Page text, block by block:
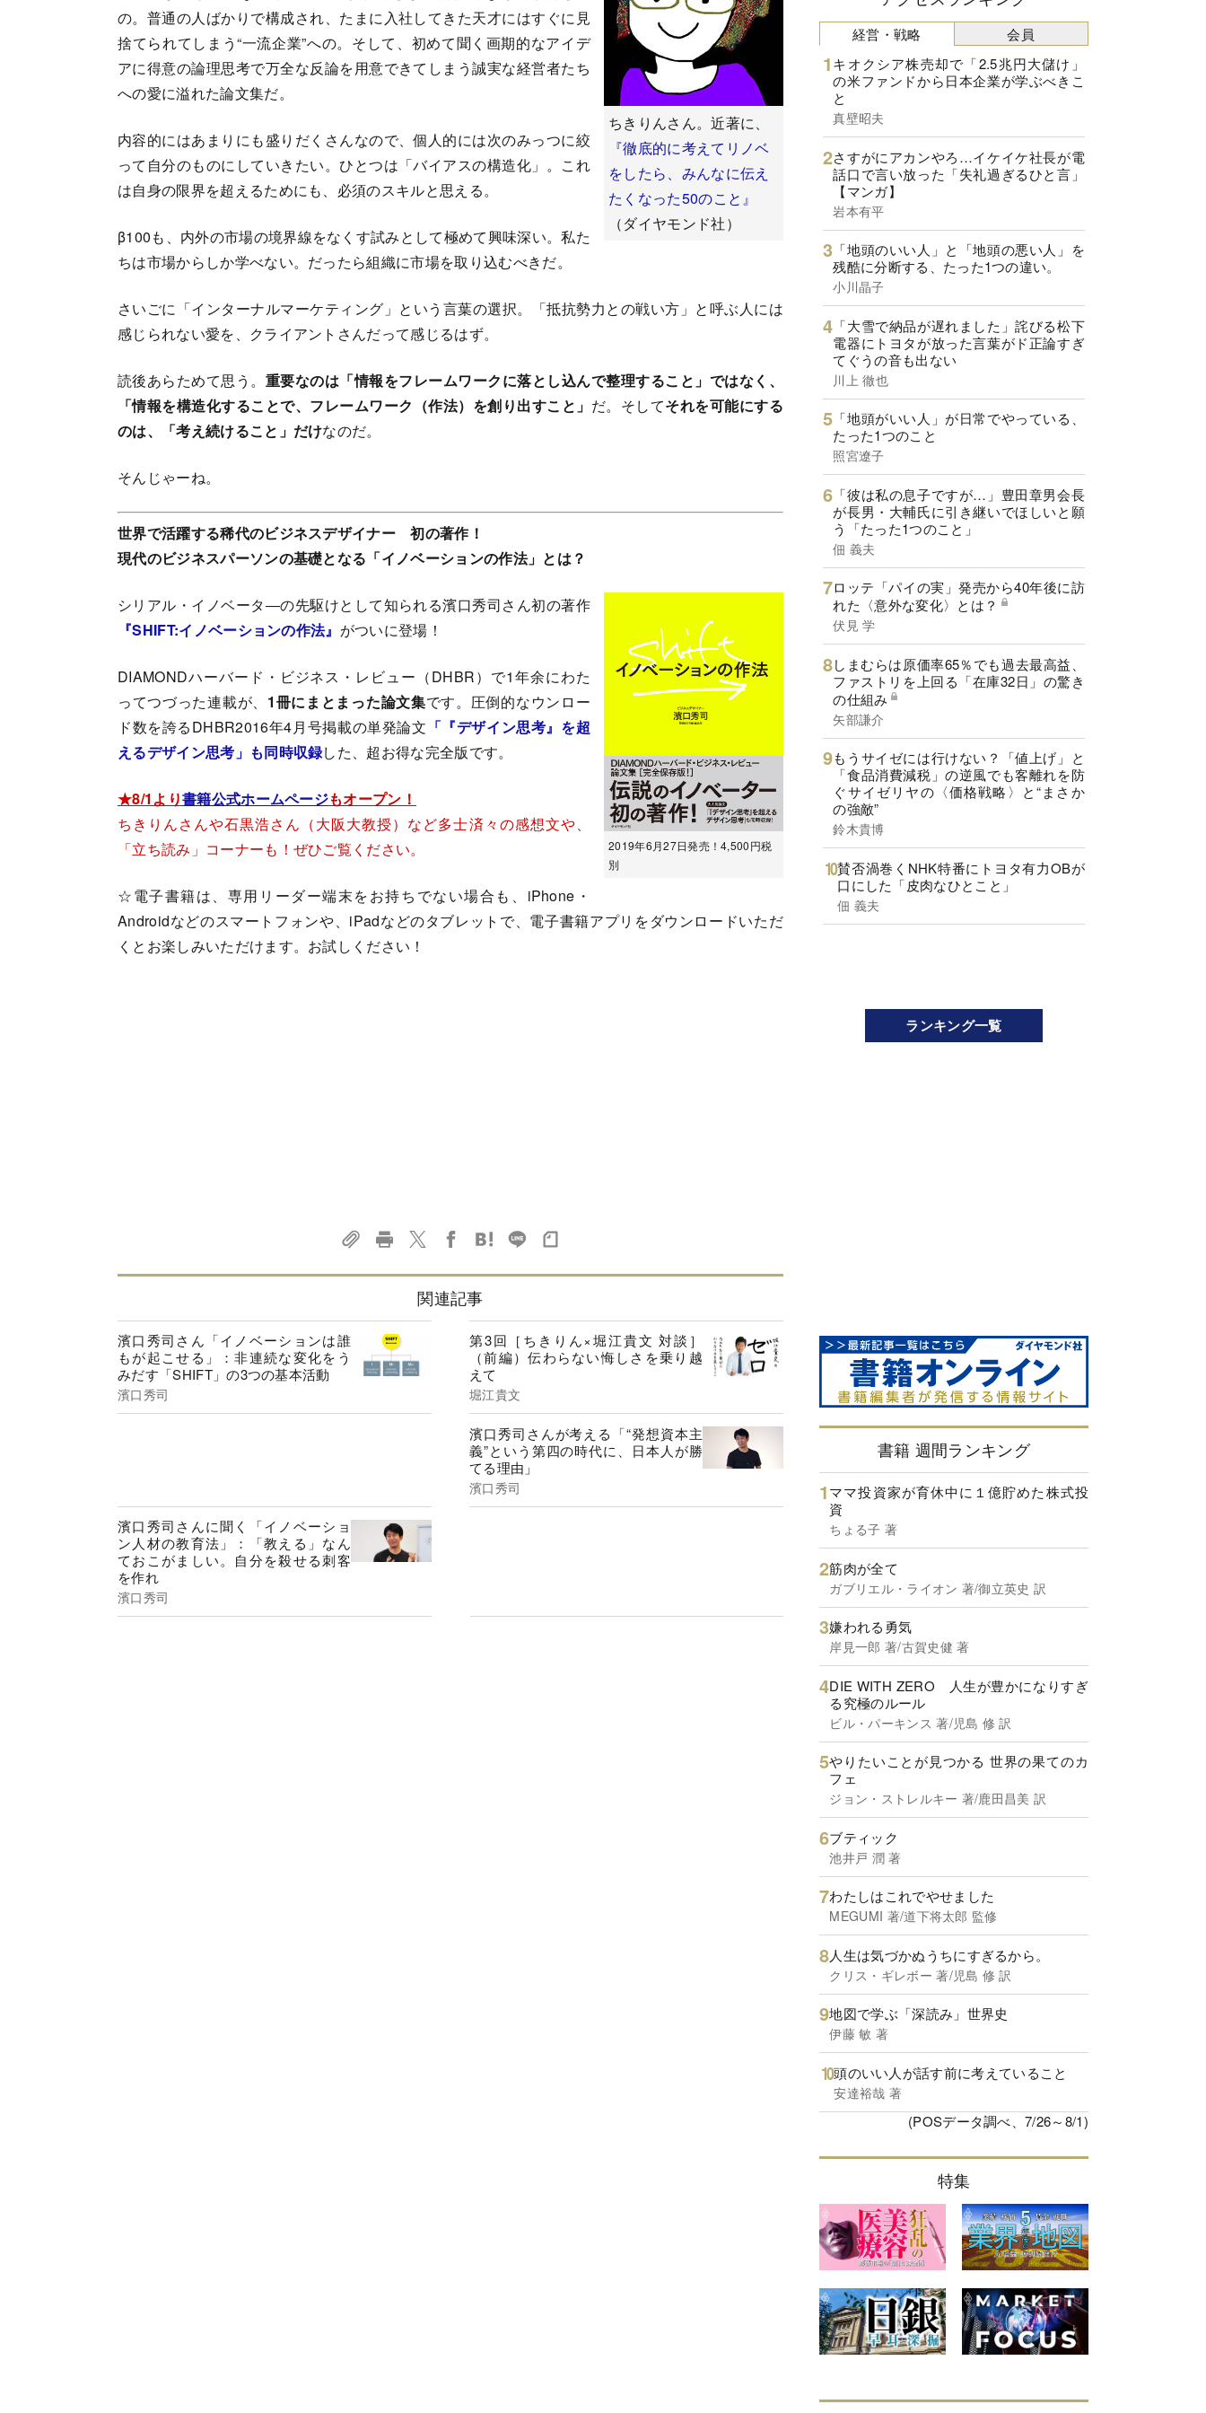
ちきりんさん。近著に、
『徹底的に考えてリノベ
をしたら、みんなに伝え
たくなった50のこと』
（ダイヤモンド社）
の。普通の人ばかりで構成され、たまに入社してきた天才にはすぐに見
捨てられてしまう“一流企業”への。そして、初めて聞く画期的なアイデ
アに得意の論理思考で万全な反論を用意できてしまう誠実な経営者たち
への愛に溢れた論文集だ。
内容的にはあまりにも盛りだくさんなので、個人的には次のみっつに絞
って自分のものにしていきたい。ひとつは「バイアスの構造化」。これ
は自身の限界を超えるためにも、必須のスキルと思える。
β100も、内外の市場の境界線をなくす試みとして極めて興味深い。私た
ちは市場からしか学べない。だったら組織に市場を取り込むべきだ。
さいごに「インターナルマーケティング」という言葉の選択。「抵抗勢力との戦い方」と呼ぶ人には
感じられない愛を、クライアントさんだって感じるはず。
読後あらためて思う。 重要なのは「情報をフレームワークに落とし込んで整理すること」ではなく、
「情報を構造化することで、フレームワーク（作法）を創り出すこと」 だ。そしてそれを可能にする
のは、「考え続けること」だけなのだ。
そんじゃーね。
世界で活躍する稀代のビジネスデザイナー 初の著作！
現代のビジネスパーソンの基礎となる「イノベーションの作法」とは？
2019年6月27日発売！4,500円税
別
シリアル・イノベータ―の先駆けとして知られる濱口秀司さん初の著作
『SHIFT:イノベーションの作法』 がついに登場！
DIAMONDハーバード・ビジネス・レビュー（DHBR）で1年余にわた
ってつづった連載が、 1冊にまとまった論文集です。圧倒的なウンロー
ド数を誇るDHBR2016年4月号掲載の単発論文 「『デザイン思考』を超
えるデザイン思考」も同時収録した、超お得な完全版です。
★8/1より書籍公式ホームページもオープン！
ちきりんさんや石黒浩さん（大阪大教授）など多士済々の感想文や、
「立ち読み」コーナーも！ぜひご覧ください。
☆電子書籍は、専用リーダー端末をお持ちでない場合も、iPhone・
Androidなどのスマートフォンや、iPadなどのタブレットで、電子書籍アプリをダウンロードいただ
くとお楽しみいただけます。お試しください！
関連記事
濱口秀司さん「イノベーションは誰
もが起こせる」：非連続な変化をう
みだす「SHIFT」の3つの基本活動
濱口秀司
第3回［ちきりん×堀江貴文 対談］
（前編）伝わらない悔しさを乗り越
えて
堀江貴文
濱口秀司さんが考える「“発想資本主
義”という第四の時代に、日本人が勝
てる理由」
濱口秀司
濱口秀司さんに聞く「イノベーショ
ン人材の教育法」：「教える」なん
ておこがましい。自分を殺せる刺客
を作れ
濱口秀司
経営・戦略
キオクシア株売却で「2.5兆円大儲け」
の米ファンドから日本企業が学ぶべきこ
と
真壁昭夫
さすがにアカンやろ…イケイケ社長が電
話口で言い放った「失礼過ぎるひと言」
【マンガ】
岩本有平
「地頭のいい人」と「地頭の悪い人」を
残酷に分断する、たった1つの違い。
小川晶子
「大雪で納品が遅れました」詫びる松下
電器にトヨタが放った言葉がド正論すぎ
てぐうの音も出ない
川上 徹也
「地頭がいい人」が日常でやっている、
たった1つのこと
照宮遼子
「彼は私の息子ですが…」豊田章男会長
が長男・大輔氏に引き継いでほしいと願
う「たった1つのこと」
佃 義夫
ロッテ「パイの実」発売から40年後に訪
れた〈意外な変化〉とは？
伏見 学
しまむらは原価率65％でも過去最高益、
ファストリを上回る「在庫32日」の驚き
の仕組み
矢部謙介
もうサイゼには行けない？「値上げ」と
「食品消費減税」の逆風でも客離れを防
ぐサイゼリヤの〈価格戦略〉と“まさか
の強敵”
鈴木貴博
賛否渦巻くNHK特番にトヨタ有力OBが
口にした「皮肉なひとこと」
佃 義夫
会員
ランキング一覧
書籍 週間ランキング
ママ投資家が育休中に１億貯めた株式投
資
ちょる子 著
筋肉が全て
ガブリエル・ライオン 著/御立英史 訳
嫌われる勇気
岸見一郎 著/古賀史健 著
DIE WITH ZERO 人生が豊かになりすぎ
る究極のルール
ビル・パーキンス 著/児島 修 訳
やりたいことが見つかる 世界の果てのカ
フェ
ジョン・ストレルキー 著/鹿田昌美 訳
ブティック
池井戸 潤 著
わたしはこれでやせました
MEGUMI 著/道下将太郎 監修
人生は気づかぬうちにすぎるから。
クリス・ギレボー 著/児島 修 訳
地図で学ぶ「深読み」世界史
伊藤 敏 著
頭のいい人が話す前に考えていること
安達裕哉 著
(POSデータ調べ、7/26～8/1)
特集